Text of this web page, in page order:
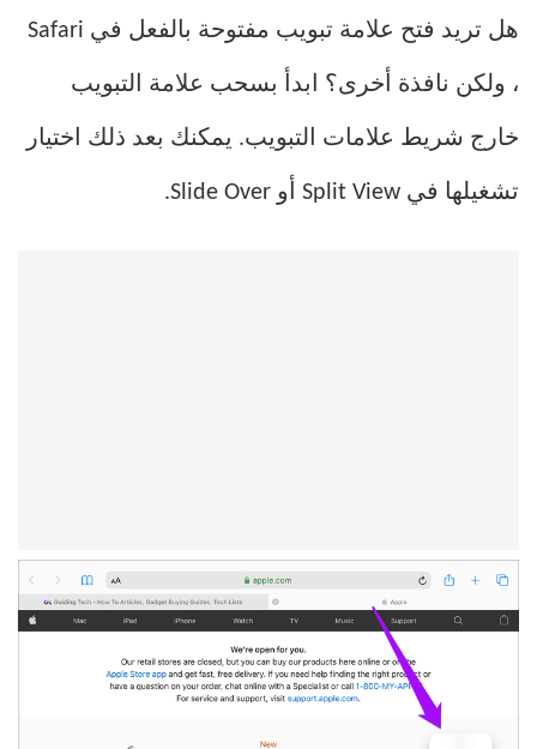
هل تريد فتح علامة تبويب مفتوحة بالفعل في Safari
، ولكن نافذة أخرى؟ ابدأ بسحب علامة التبويب
خارج شريط علامات التبويب. يمكنك بعد ذلك اختيار
تشغيلها في Split View أو Slide Over.